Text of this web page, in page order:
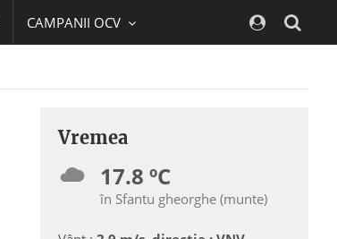
CAMPANII OCV
Vremea
17.8 ºC
în Sfantu gheorghe (munte)